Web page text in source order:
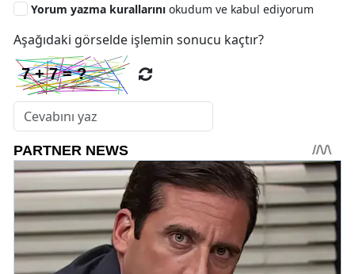
Yorum yazma kurallarını okudum ve kabul ediyorum
Aşağıdaki görselde işlemin sonucu kaçtır?